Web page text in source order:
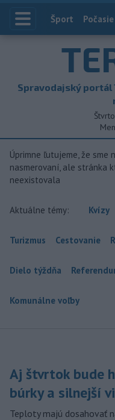
Index
Šport Počasie
Spravodajský
Úprimne ľutujeme, že sme
nasmerovaní, ale stránka
neexistovala
Aktuálne témy: Kvízy
Turizmus Cestovanie
Dielo týždňa
Komunálne voľby
Aj štvrtok bude
búrky a silnejší
Teploty majú dosahovať